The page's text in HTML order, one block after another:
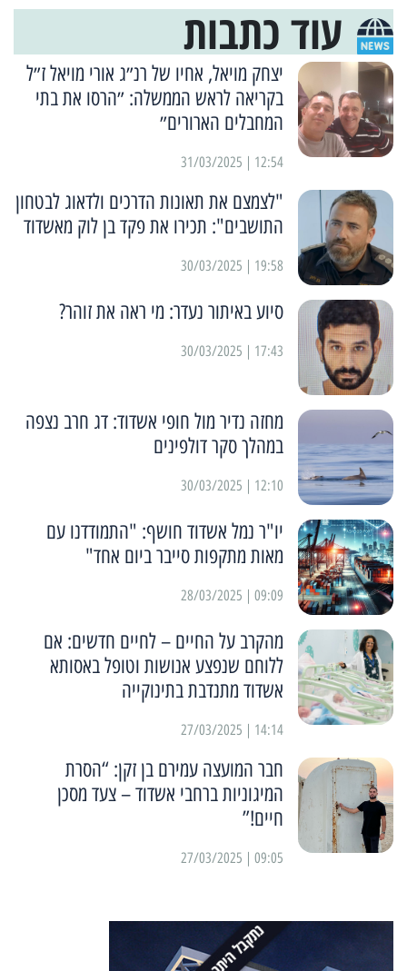
עוד כתבות
יצחק מויאל, אחיו של רנ״ג אורי מויאל ז״ל
בקריאה לראש הממשלה: ״הרסו את בתי
המחבלים הארורים״
12:54 | 31/03/2025
"לצמצם את תאונות הדרכים ולדאוג לבטחון
התושבים": תכירו את פקד בן לוק מאשדוד
19:58 | 30/03/2025
סיוע באיתור נעדר: מי ראה את זוהר?
17:43 | 30/03/2025
מחזה נדיר מול חופי אשדוד: דג חרב נצפה
במהלך סקר דולפינים
12:10 | 30/03/2025
יו"ר נמל אשדוד חושף: "התמודדנו עם
מאות מתקפות סייבר ביום אחד"
09:09 | 28/03/2025
מהקרב על החיים – לחיים חדשים: אם
ללוחם שנפצע אנושות וטופל באסותא
אשדוד מתנדבת בתינוקייה
14:14 | 27/03/2025
חבר המועצה עמירם בן זקן: “הסרת
המיגוניות ברחבי אשדוד – צעד מסכן
חיים!”
09:05 | 27/03/2025